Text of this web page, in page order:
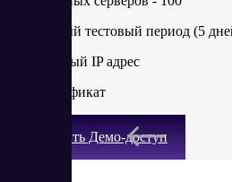
Бесплатный тестовый период (5
Выделенный IP адрес
SSL сертификат
Получить Демо-доступ